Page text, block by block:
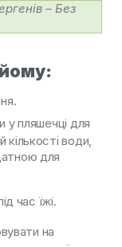
– Без
у пляшечці для
кількості води,
для
час їжі.
на